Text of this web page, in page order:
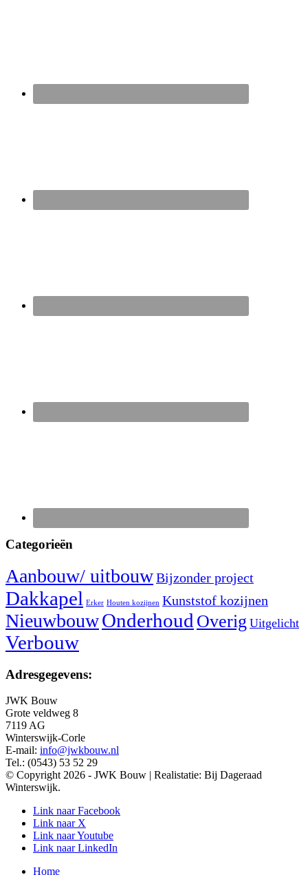
Categorieën
Aanbouw/ uitbouwBijzonder project
Dakkapel Erker Houten kozijnen Kunststof kozijnen
NieuwbouwOnderhoud Overig Uitgelicht
Verbouw
Adresgegevens:
JWK Bouw
Grote veldweg 8
7119 AG
Winterswijk-Corle
E-mail: info@jwkbouw.nl
Tel.: (0543) 53 52 29
© Copyright 2026 - JWK Bouw | Realistatie: Bij Dageraad
Winterswijk.
Link naar Facebook
Link naar X
Link naar Youtube
Link naar LinkedIn
Home